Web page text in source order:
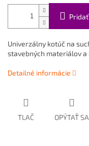
Univerzálny kotúč na
stavebných materiálov
Detailné informácie
TLAČ OPÝTAŤ SA